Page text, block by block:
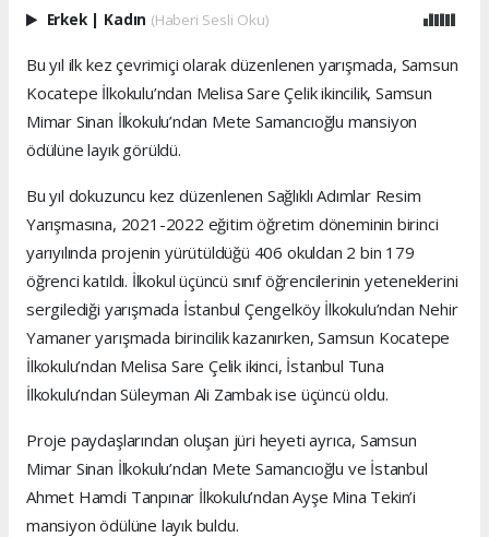
Erkek | Kadın (Haberi Sesli Oku)
Bu yıl ilk kez çevrimiçi olarak düzenlenen yarışmada, Samsun
Kocatepe İlkokulu’ndan Melisa Sare Çelik ikincilik, Samsun
Mimar Sinan İlkokulu’ndan Mete Samancıoğlu mansiyon
ödülüne layık görüldü.
Bu yıl dokuzuncu kez düzenlenen Sağlıklı Adımlar Resim
Yarışmasına, 2021-2022 eğitim öğretim döneminin birinci
yarıyılında projenin yürütüldüğü 406 okuldan 2 bin 179
öğrenci katıldı. İlkokul üçüncü sınıf öğrencilerinin yeteneklerini
sergilediği yarışmada İstanbul Çengelköy İlkokulu’ndan Nehir
Yamaner yarışmada birincilik kazanırken, Samsun Kocatepe
İlkokulu’ndan Melisa Sare Çelik ikinci, İstanbul Tuna
İlkokulu’ndan Süleyman Ali Zambak ise üçüncü oldu.
Proje paydaşlarından oluşan jüri heyeti ayrıca, Samsun
Mimar Sinan İlkokulu’ndan Mete Samancıoğlu ve İstanbul
Ahmet Hamdi Tanpınar İlkokulu’ndan Ayşe Mina Tekin’i
mansiyon ödülüne layık buldu.